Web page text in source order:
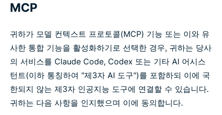
MCP
귀하가 모델 컨텍스트 프로토콜(MCP) 기능 또는 이와 유
사한 통합 기능을 활성화하기로 선택한 경우, 귀하는 당사
의 서비스를 Claude Code, Codex 또는 기타 AI 어시스
턴트(이하 통칭하여 "제3자 AI 도구")를 포함하되 이에 국
한되지 않는 제3자 인공지능 도구에 연결할 수 있습니다.
귀하는 다음 사항을 인지했으며 이에 동의합니다.